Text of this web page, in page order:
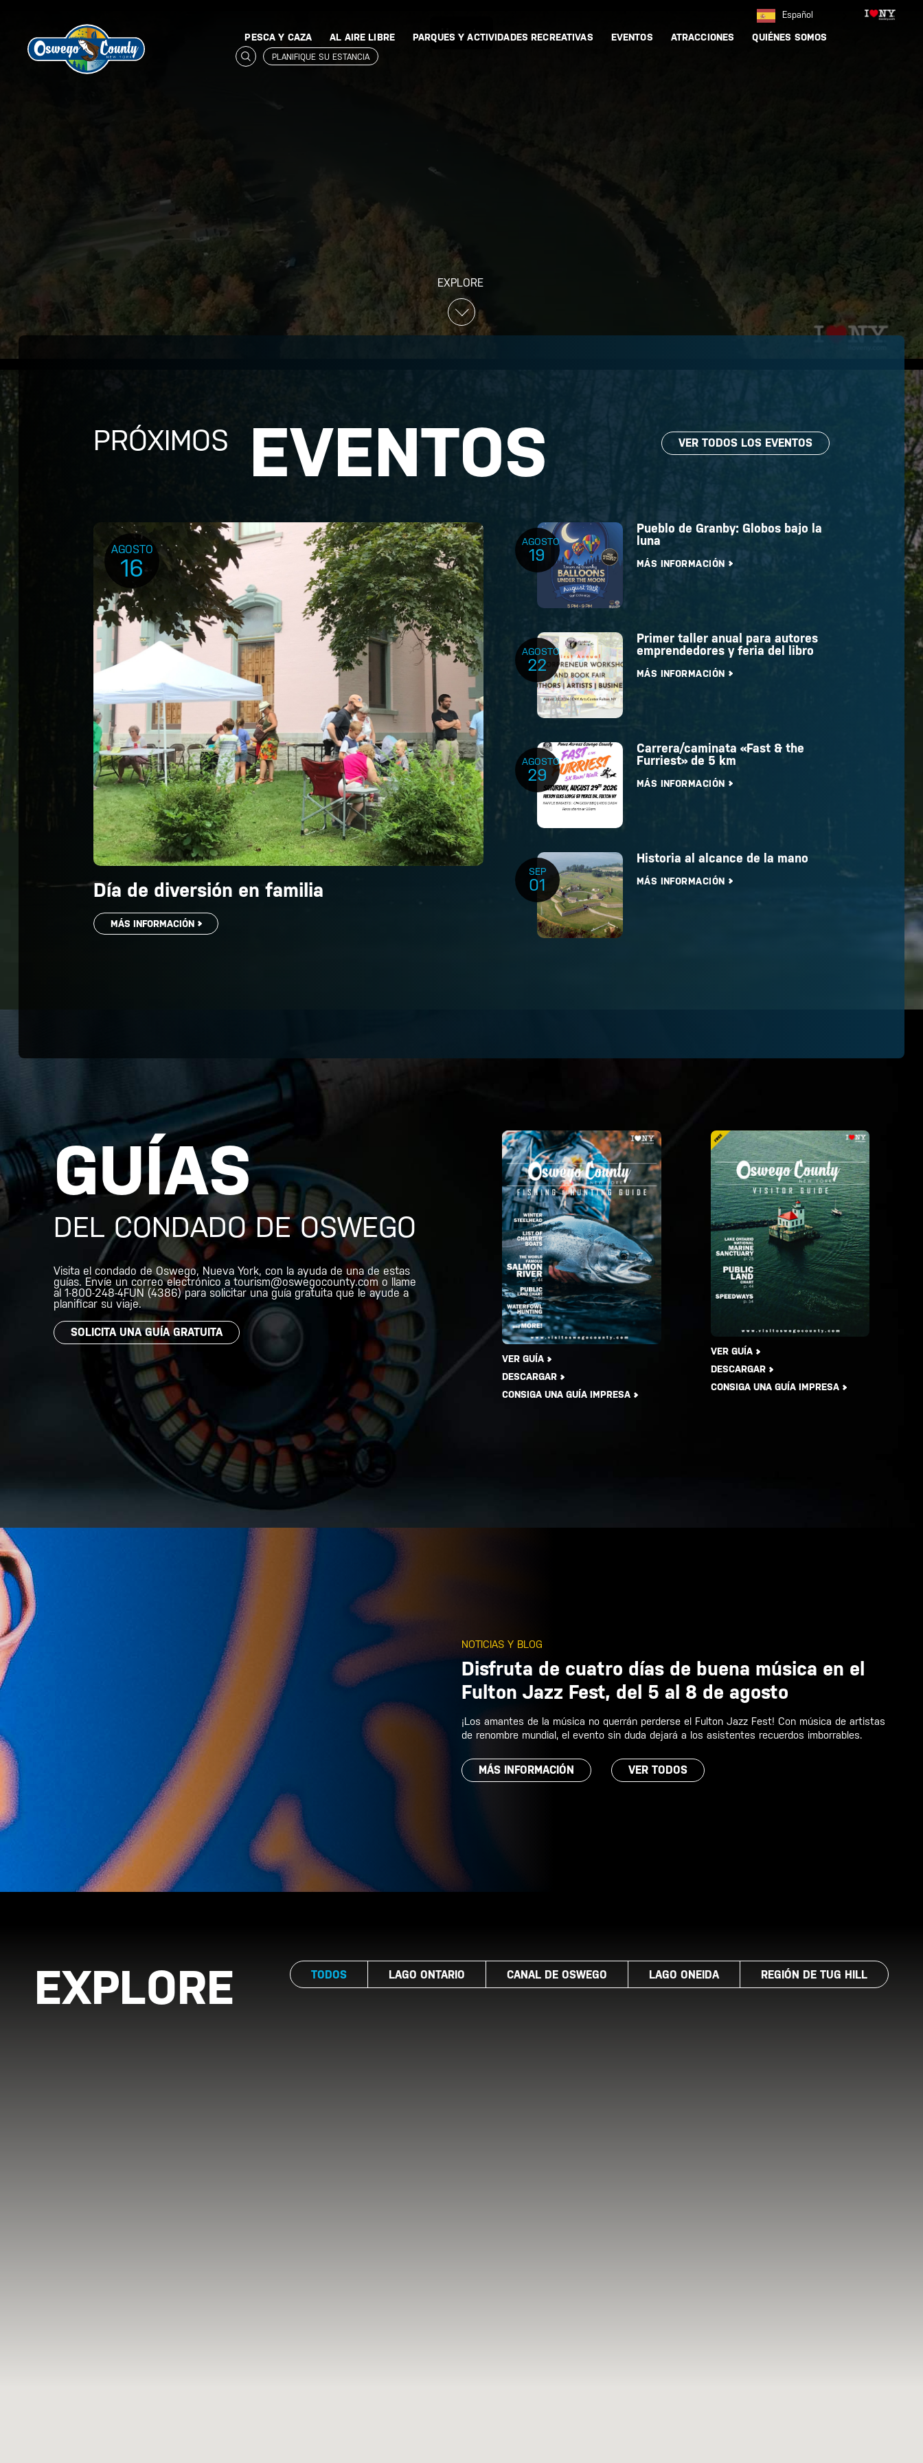
Español
PESCA Y CAZA AL AIRE LIBRE PARQUES Y ACTIVIDADES RECREATIVAS EVENTOS ATRACCIONES QUIÉNES SOMOS
PLANIFIQUE SU ESTANCIA
PRÓXIMOS EVENTOS VER TODOS LOS EVENTOS
Día de diversión en familia
MÁS INFORMACIÓN
AGOSTO
16
Pueblo de Granby: Globos bajo la
luna
MÁS INFORMACIÓN
AGOSTO
19
Primer taller anual para autores
emprendedores y feria del libro
MÁS INFORMACIÓN
AGOSTO
22
Carrera/caminata «Fast & the
Furriest» de 5 km
MÁS INFORMACIÓN
AGOSTO
29
Historia al alcance de la mano
MÁS INFORMACIÓN
SEP
01
GUÍAS
DEL CONDADO DE OSWEGO
Visita el condado de Oswego, Nueva York, con la ayuda de una de estas
guías. Envíe un correo electrónico a tourism@oswegocounty.com o llame
al 1-800-248-4FUN(4386) para solicitar una guía gratuita que le ayude a
planificar su viaje.
SOLICITA UNA GUÍA GRATUITA
VER GUÍA
DESCARGAR
CONSIGA UNA GUÍA IMPRESA
VER GUÍA
DESCARGAR
CONSIGA UNA GUÍA IMPRESA
NOTICIAS Y BLOG
Disfruta de cuatro días de buena música en el
Fulton Jazz Fest, del 5 al 8 de agosto
¡Los amantes de la música no querrán perderse el Fulton Jazz Fest! Con música de artistas
de renombre mundial, el evento sin duda dejará a los asistentes recuerdos imborrables.
MÁS INFORMACIÓN VER TODOS
EXPLORE TODOS LAGO ONTARIO CANAL DE OSWEGO LAGO ONEIDA REGIÓN DE TUG HILL